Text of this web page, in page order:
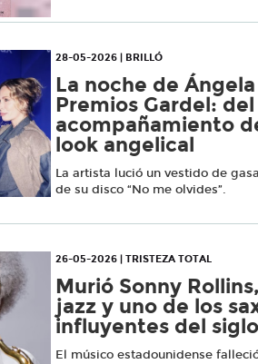
28-05-2026 | BRILLÓ
La noche de
Premios Gardel: del
acompañamiento
look angelical
La artista lució un vestido de
de su disco “No me olvides”.
26-05-2026 | TRISTEZA TOTAL
Murió Sonny
jazz y uno de los
influyentes del
El músico estadounidense